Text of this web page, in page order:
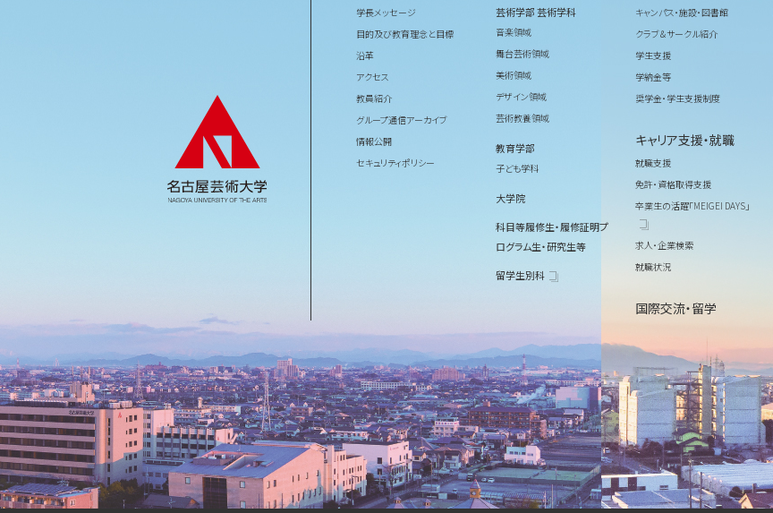
学長メッセージ
目的及び教育理念と目標
沿革
アクセス
教員紹介
グループ通信アーカイブ
情報公開
セキュリティポリシー
芸術学部 芸術学科
音楽領域
舞台芸術領域
美術領域
デザイン領域
芸術教養領域
教育学部
子ども学科
大学院
科目等履修生・履修証明プ
ログラム生・研究生等
留学生別科
キャンパス・施設・図書館
クラブ＆サークル紹介
学生支援
学納金等
奨学金・学生支援制度
キャリア支援・就職
就職支援
免許・資格取得支援
卒業生の活躍「MEIGEI DAYS」
求人・企業検索
就職状況
国際交流・留学